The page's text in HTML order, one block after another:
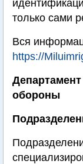
только сами
Вся
https://
обороны